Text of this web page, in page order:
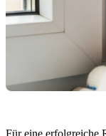
Für eine erfolgreiche